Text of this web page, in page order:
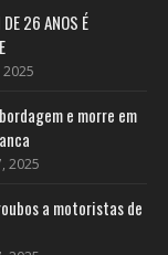
26 ANOS É
2025
e morre em
2025
a motoristas de